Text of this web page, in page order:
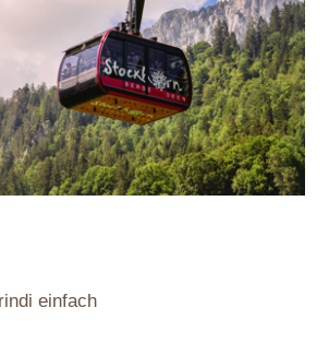
einfach